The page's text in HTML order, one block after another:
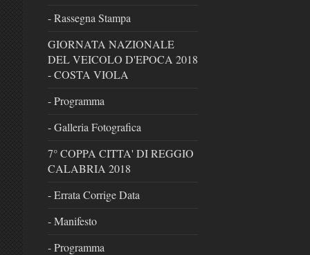
- Rassegna Stampa
GIORNATA NAZIONALE
DEL VEICOLO D'EPOCA 2018
- COSTA VIOLA
- Programma
- Galleria Fotografica
7° COPPA CITTA' DI REGGIO
CALABRIA 2018
- Errata Corrige Data
- Manifesto
- Programma